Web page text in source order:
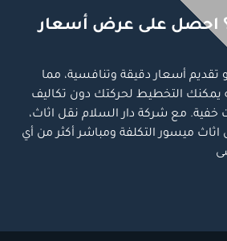
احصل على عرض أسعار
تقديم أسعار دقيقة وتنافسية، مما
يمكنك التخطيط لحركتك دون تكاليف
خفية. مع شركة دار السلام نقل اثاث،
ميسور التكلفة ومباشر أكثر من أي